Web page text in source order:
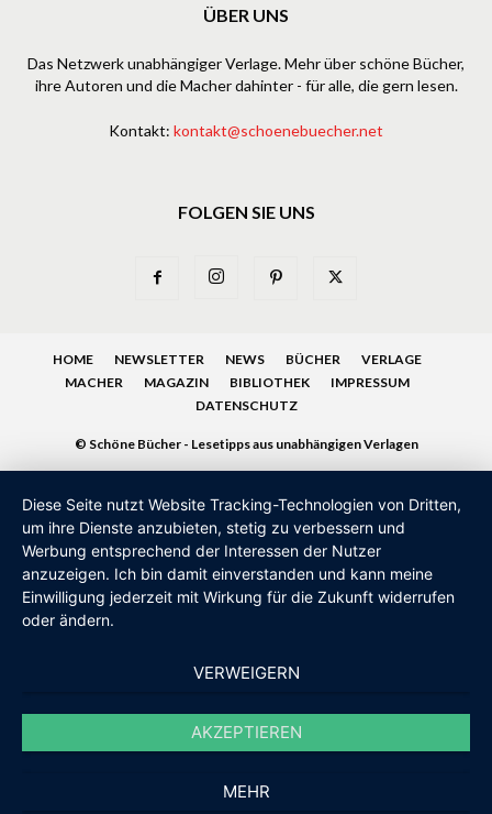
ÜBER UNS
Das Netzwerk unabhängiger Verlage. Mehr über schöne Bücher,
ihre Autoren und die Macher dahinter - für alle, die gern lesen.
Kontakt: kontakt@schoenebuecher.net
FOLGEN SIE UNS
HOME NEWSLETTER NEWS BÜCHER
VERLAGE
MACHER
MAGAZIN BIBLIOTHEK
IMPRESSUM
DATENSCHUTZ
© Schöne Bücher - Lesetipps aus unabhängigen Verlagen
Diese Seite nutzt Website Tracking-Technologien von Dritten,
um ihre Dienste anzubieten, stetig zu verbessern und
Werbung entsprechend der Interessen der Nutzer
anzuzeigen. Ich bin damit einverstanden und kann meine
Einwilligung jederzeit mit Wirkung für die Zukunft widerrufen
oder ändern.
VERWEIGERN
AKZEPTIEREN
MEHR